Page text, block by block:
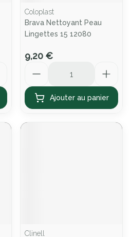
Coloplast
Brava Nettoyant Peau
Lingettes 15 12080
9,20 €
Ajouter au panier
Clinell